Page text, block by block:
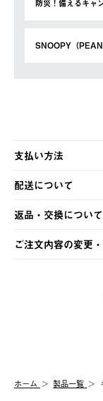
防災！備えるキャ
SNOOPY（
支払い方法
以下のいずれかの
・クレジットカード
・コンビニ決済
・Pay-easy決済
配送について
【発送スケジュール
ご注文・ご入金完
土日祝の発送はご
の発送となる場合
【配送業者】
佐川急便にて配送さ
返品・交換について
※お客様都合の場合
お客様都合の返品
一度お手元の商品
ご注文内容の変更
LOGOS FAMILY
ホーム 製品一覧